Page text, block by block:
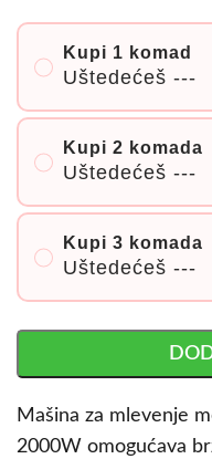
Kupi 1 komad
Uštedećeš ---
Kupi 2 komada
Uštedećeš ---
Kupi 3 komada
Uštedećeš ---
Mašina za mlevenje
2000W omogućava